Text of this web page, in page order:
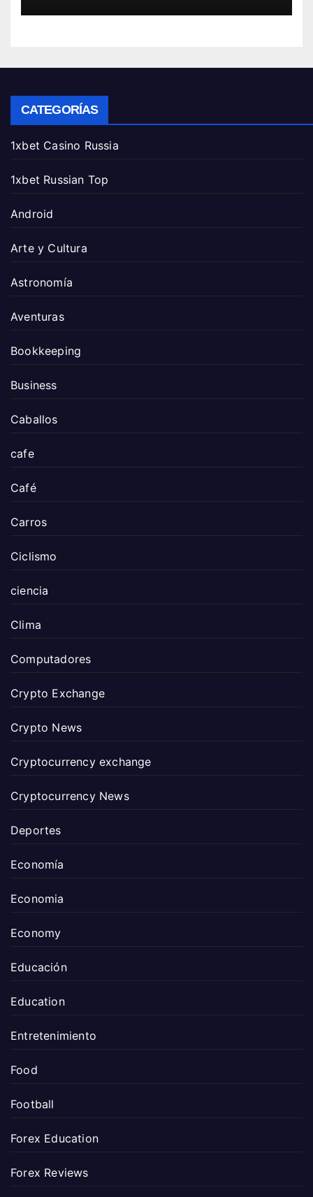
CATEGORÍAS
1xbet Casino Russia
1xbet Russian Top
Android
Arte y Cultura
Astronomía
Aventuras
Bookkeeping
Business
Caballos
cafe
Café
Carros
Ciclismo
ciencia
Clima
Computadores
Crypto Exchange
Crypto News
Cryptocurrency exchange
Cryptocurrency News
Deportes
Economía
Economia
Economy
Educación
Education
Entretenimiento
Food
Football
Forex Education
Forex Reviews